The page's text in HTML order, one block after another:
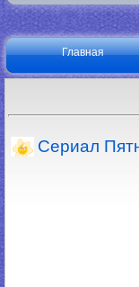
Главная
Сериал